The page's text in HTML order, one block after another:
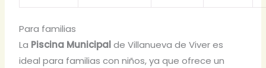
Para familias
La Piscina Municipalde Villanueva de Viver es
ideal para familias con niños, ya que ofrece un